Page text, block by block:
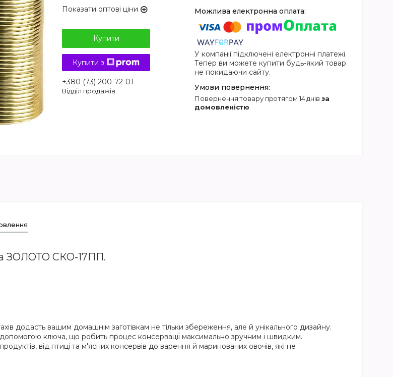
Показати оптові ціни
Купити
Купити з
+380 (73) 200-72-01
Відділ продажів
У компанії підключені електронні платежі.
Тепер ви можете купити будь-який товар
не покидаючи сайту.
повернення товару протягом 14 днів за
домовленістю
ЗОЛОТО СКО-17ПП.
додасть вашим домашнім заготівкам не тільки збереження, але й унікального дизайну.
ключа, що робить процес консервації максимально зручним і швидким.
від птиці та м'ясних консервів до варення й маринованих овочів, які не